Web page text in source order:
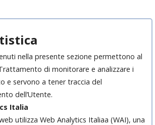
nella presente sezione permettono al
di monitorare e analizzare i
e servono a tener traccia del
dell’Utente.
Italia
utilizza Web Analytics Italiaa (WAI), una